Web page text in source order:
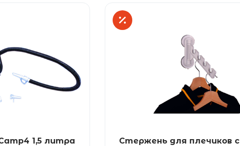
1,5 литра
Стержень для плечиков с